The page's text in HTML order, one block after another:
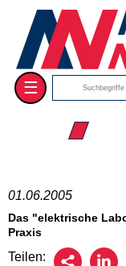
☰
☰ 2005
01.06.2005
Das "elektrische
Praxis
Teilen: